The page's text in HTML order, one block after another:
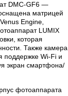
DMC-GF6 —
матрицей
Engine,
LUMIX
которая
Также камера
поддержке Wi-Fi и
экран смартфона/
фотоаппарата